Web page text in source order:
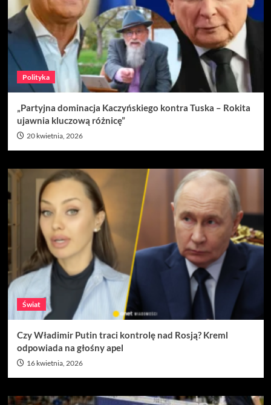
Polityka
„Partyjna dominacja Kaczyńskiego kontra Tuska – Rokita
ujawnia kluczową różnicę”
20 kwietnia, 2026
Świat
Czy Władimir Putin traci kontrolę nad Rosją? Kreml
odpowiada na głośny apel
16 kwietnia, 2026